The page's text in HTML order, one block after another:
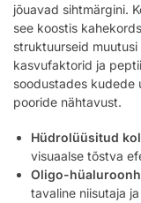
jõuavad sihtmärgini.
see koostis
struktuurseid
kasvufaktorid ja
soodustades kudede
pooride nähtavust.
Hüdrolüüsitud
visuaalse tõstva
Oligo-
tavaline niisutaja